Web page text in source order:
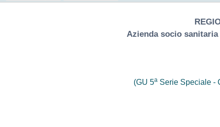
Azienda socio
(GU 5a Serie Speciale -